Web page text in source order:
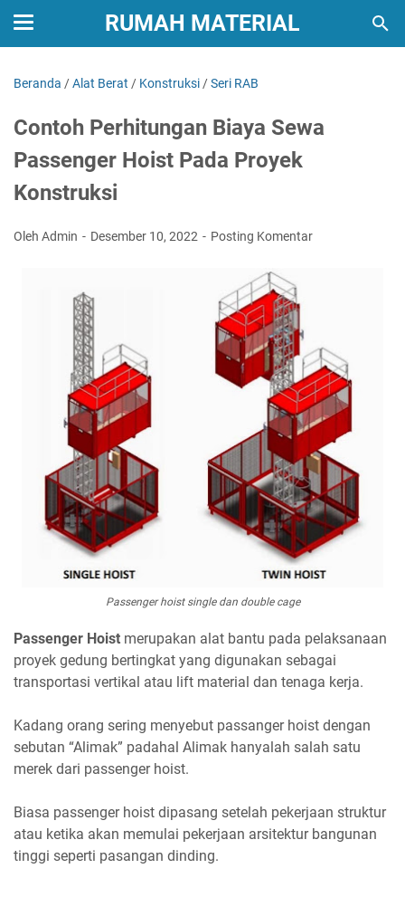
RUMAH MATERIAL
Beranda /Alat Berat / Konstruksi /Seri RAB
Contoh Perhitungan Biaya Sewa
Passenger Hoist Pada Proyek
Konstruksi
Oleh Admin Desember 10, 2022 Posting Komentar
Passenger hoist single dan double cage
Passenger Hoist merupakan alat bantu pada pelaksanaan
proyek gedung bertingkat yang digunakan sebagai
transportasi vertikal atau lift material dan tenaga kerja.
Kadang orang sering menyebut passanger hoist dengan
sebutan “Alimak” padahal Alimak hanyalah salah satu
merek dari passenger hoist.
Biasa passenger hoist dipasang setelah pekerjaan struktur
atau ketika akan memulai pekerjaan arsitektur bangunan
tinggi seperti pasangan dinding.